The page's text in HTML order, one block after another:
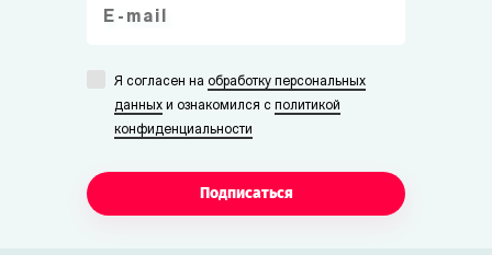
Я согласен на обработку персональных
данных и ознакомился с политикой
конфиденциальности
Подписаться